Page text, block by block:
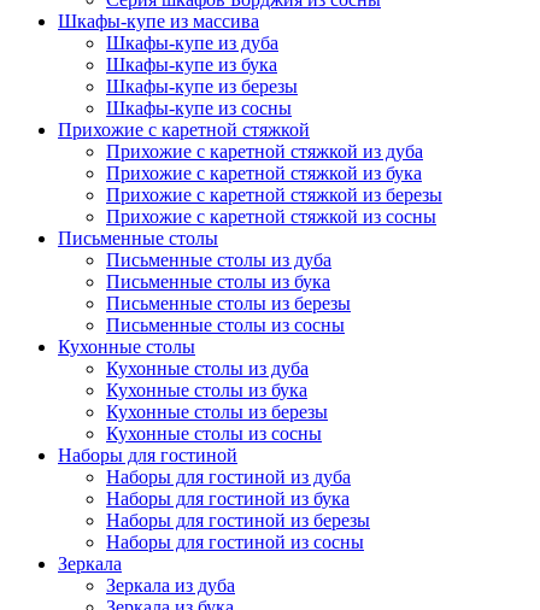
Шкафы-купе из массива
Шкафы-купе из дуба
Шкафы-купе из бука
Шкафы-купе из березы
Шкафы-купе из сосны
Прихожие с каретной стяжкой
Прихожие с каретной стяжкой из дуба
Прихожие с каретной стяжкой из бука
Прихожие с каретной стяжкой из березы
Прихожие с каретной стяжкой из сосны
Письменные столы
Письменные столы из дуба
Письменные столы из бука
Письменные столы из березы
Письменные столы из сосны
Кухонные столы
Кухонные столы из дуба
Кухонные столы из бука
Кухонные столы из березы
Кухонные столы из сосны
Наборы для гостиной
Наборы для гостиной из дуба
Наборы для гостиной из бука
Наборы для гостиной из березы
Наборы для гостиной из сосны
Зеркала
Зеркала из дуба